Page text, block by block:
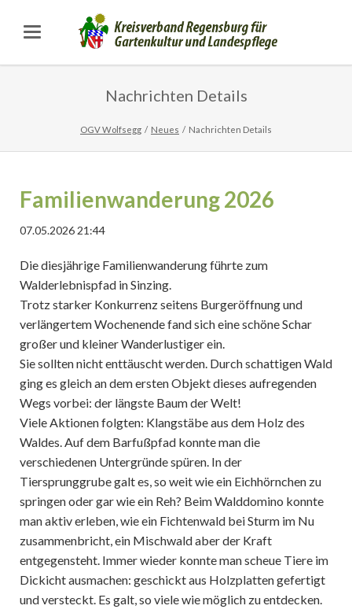
Nachrichten Details
OGV Wolfsegg Neues Nachrichten Details
Familienwanderung 2026
07.05.2026 21:44
Die diesjährige Familienwanderung führte zum
Walderlebnispfad in Sinzing.
Trotz starker Konkurrenz seitens Burgeröffnung und
verlängertem Wochenende fand sich eine schöne Schar
großer und kleiner Wanderlustiger ein.
Sie sollten nicht enttäuscht werden. Durch schattigen Wald
ging es gleich an dem ersten Objekt dieses aufregenden
Wegs vorbei: der längste Baum der Welt!
Viele Aktionen folgten: Klangstäbe aus dem Holz des
Waldes. Auf dem Barfußpfad konnte man die
verschiedenen Untergründe spüren. In der
Tiersprunggrube galt es, so weit wie ein Eichhörnchen zu
springen oder gar wie ein Reh? Beim Walddomino konnte
man aktiv erleben, wie ein Fichtenwald bei Sturm im Nu
zusammenbricht, ein Mischwald aber der Kraft
entgegensteht. Immer wieder konnte man scheue Tiere im
Dickicht ausmachen: geschickt aus Holzplatten gefertigt
und versteckt. Es galt, so viele wie möglich zu entdecken.